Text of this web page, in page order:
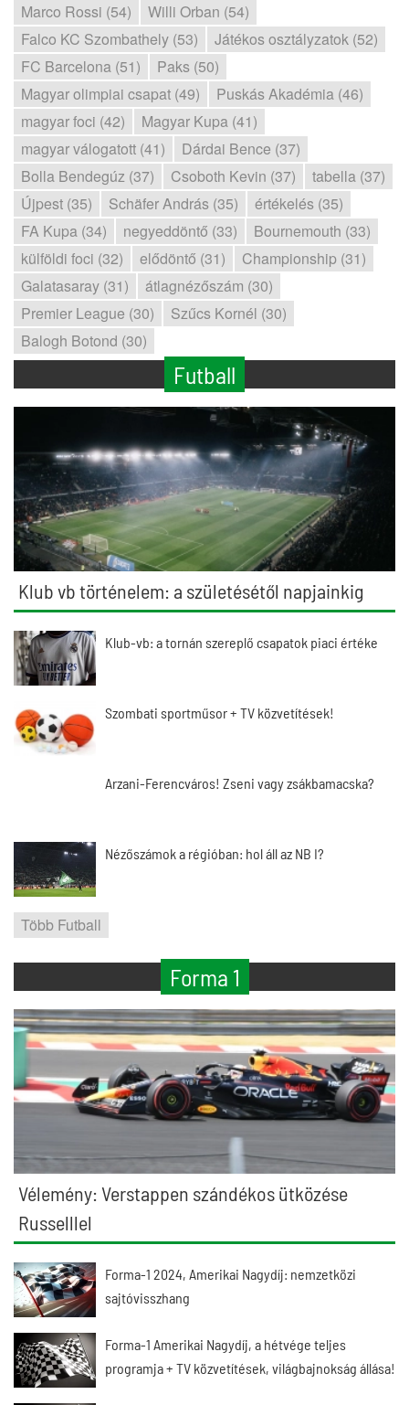
Marco Rossi (54)
Willi Orban (54)
Falco KC Szombathely (53)
Játékos osztályzatok (52)
FC Barcelona (51)
Paks (50)
Magyar olimpiai csapat (49)
Puskás Akadémia (46)
magyar foci (42)
Magyar Kupa (41)
magyar válogatott (41)
Dárdai Bence (37)
Bolla Bendegúz (37)
Csoboth Kevin (37)
tabella (37)
Újpest (35)
Schäfer András (35)
értékelés (35)
FA Kupa (34)
negyeddöntő (33)
Bournemouth (33)
külföldi foci (32)
elődöntő (31)
Championship (31)
Galatasaray (31)
átlagnézőszám (30)
Premier League (30)
Szűcs Kornél (30)
Balogh Botond (30)
Futball
Klub vb történelem: a születésétől napjainkig
Klub-vb: a tornán szereplő csapatok piaci értéke
Szombati sportműsor + TV közvetítések!
Arzani-Ferencváros! Zseni vagy zsákbamacska?
Nézőszámok a régióban: hol áll az NB I?
Több Futball
Forma 1
Vélemény: Verstappen szándékos ütközése
Russelllel
Forma-1 2024, Amerikai Nagydíj: nemzetközi
sajtóvisszhang
Forma-1 Amerikai Nagydíj, a hétvége teljes
programja + TV közvetítések, világbajnokság állása!